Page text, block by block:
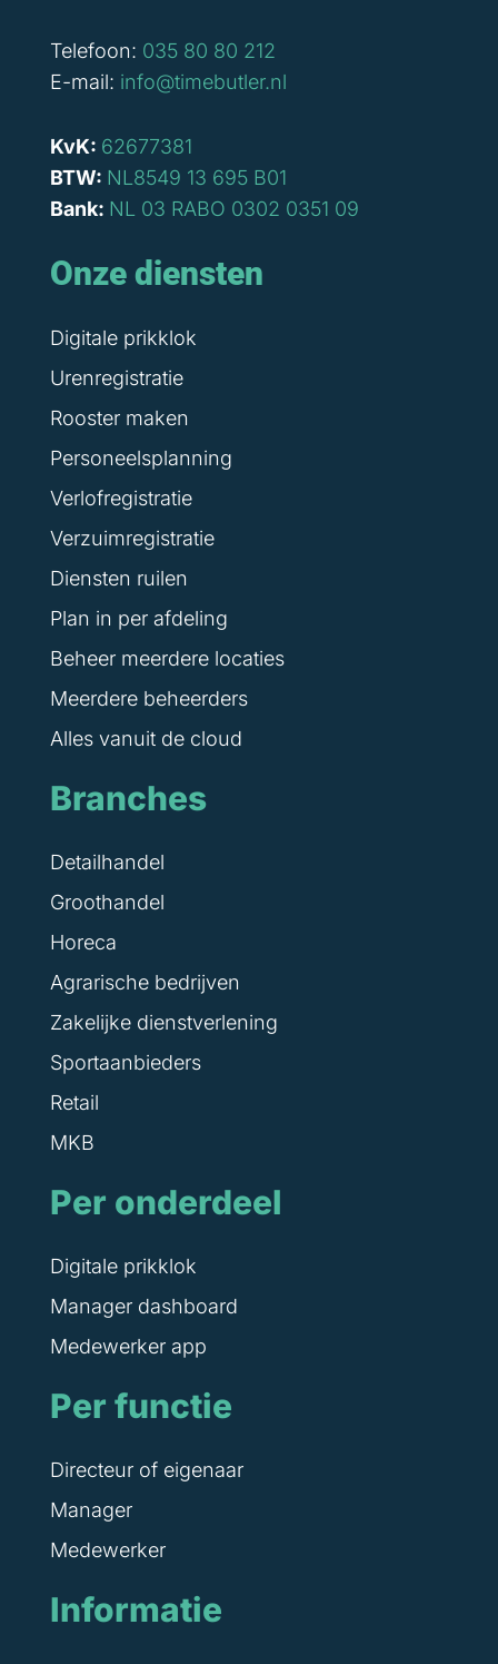
Telefoon: 035 80 80 212
E-mail: info@timebutler.nl
KvK: 62677381
BTW: NL8549 13 695 B01
Bank: NL 03 RABO 0302 0351 09
Onze diensten
Digitale prikklok
Urenregistratie
Rooster maken
Personeelsplanning
Verlofregistratie
Verzuimregistratie
Diensten ruilen
Plan in per afdeling
Beheer meerdere locaties
Meerdere beheerders
Alles vanuit de cloud
Branches
Detailhandel
Groothandel
Horeca
Agrarische bedrijven
Zakelijke dienstverlening
Sportaanbieders
Retail
MKB
Per onderdeel
Digitale prikklok
Manager dashboard
Medewerker app
Per functie
Directeur of eigenaar
Manager
Medewerker
Informatie